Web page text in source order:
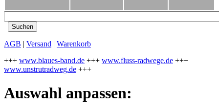
AGB | Versand | Warenkorb
+++ www.blaues-band.de +++ www.fluss-radwege.de +++
www.unstrutradweg.de +++
Auswahl anpassen: